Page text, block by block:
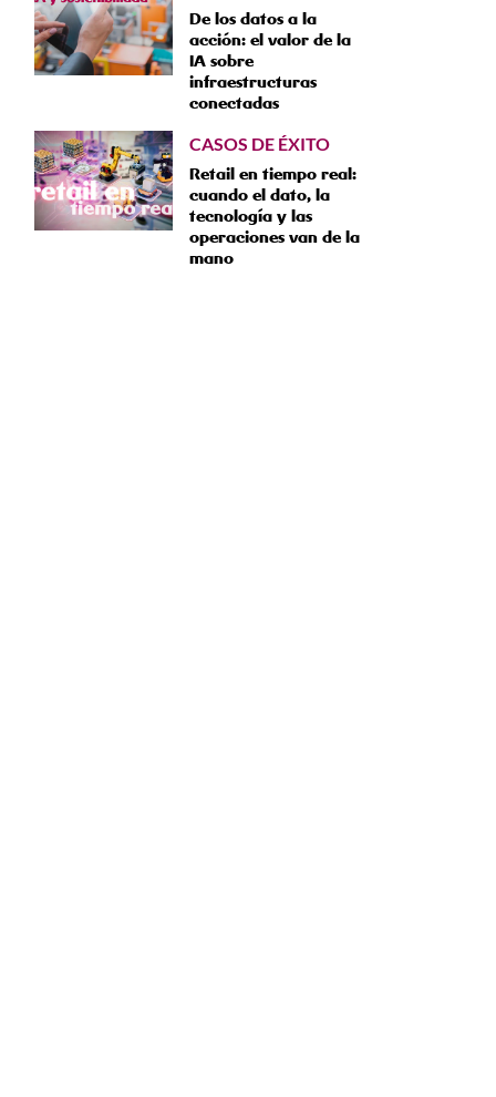
De los datos a la
acción: el valor de la
IA sobre
infraestructuras
conectadas
CASOS DE ÉXITO
Retail en tiempo real:
cuando el dato, la
tecnología y las
operaciones van de la
mano